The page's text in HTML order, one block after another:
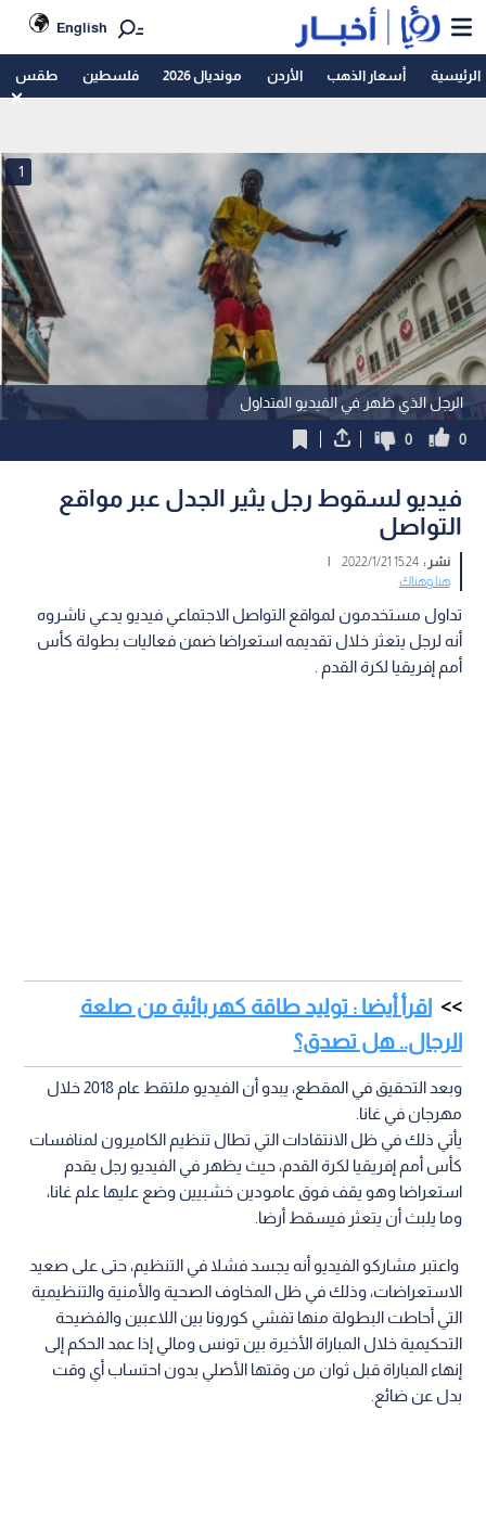
English
الرئيسية أسعار الذهب الأردن مونديال 2026 فلسطين طقس
الرجل الذي ظهر في الفيديو المتداول
1
0
0
فيديو لسقوط رجل يثير الجدل عبر مواقع
التواصل
نشر :15:24 2022/1/21
|
هنا وهناك
تداول مستخدمون لمواقع التواصل الاجتماعي فيديو يدعي ناشروه
أنه لرجل يتعثر خلال تقديمه استعراضا ضمن فعاليات بطولة كأس
أمم إفريقيا لكرة القدم .
اقرأ أيضا : توليد طاقة كهربائية من صلعة
الرجال.. هل تصدق؟
وبعد التحقيق في المقطع، يبدو أن الفيديو ملتقط عام 2018 خلال
مهرجان في غانا.
يأتي ذلك في ظل الانتقادات التي تطال تنظيم الكاميرون لمنافسات
كأس أمم إفريقيا لكرة القدم، حيث يظهر في الفيديو رجل يقدم
استعراضا وهو يقف فوق عامودين خشبيين وضع عليها علم غانا،
وما يلبث أن يتعثر فيسقط أرضا.
واعتبر مشاركو الفيديو أنه يجسد فشلا في التنظيم، حتى على صعيد
الاستعراضات، وذلك في ظل المخاوف الصحية والأمنية والتنظيمية
التي أحاطت البطولة منها تفشي كورونا بين اللاعبين والفضيحة
التحكيمية خلال المباراة الأخيرة بين تونس ومالي إذا عمد الحكم إلى
إنهاء المباراة قبل ثوان من وقتها الأصلي بدون احتساب أي وقت
بدل عن ضائع.